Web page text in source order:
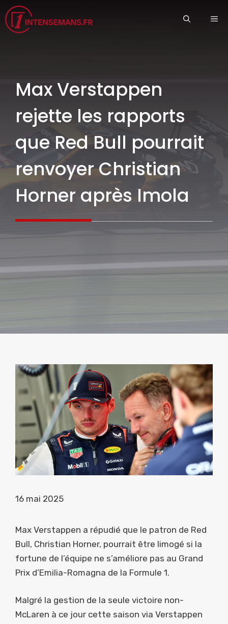
Aller
au
contenu
Max Verstappen
rejette les rapports
que Red Bull pourrait
renvoyer Christian
Horner après Imola
16 mai 2025
Max Verstappen a répudié que le patron de Red
Bull, Christian Horner, pourrait être limogé si la
fortune de l’équipe ne s’améliore pas au Grand
Prix d’Emilia-Romagna de la Formule 1.
Malgré la gestion de la seule victoire non-
McLaren à ce jour cette saison via Verstappen